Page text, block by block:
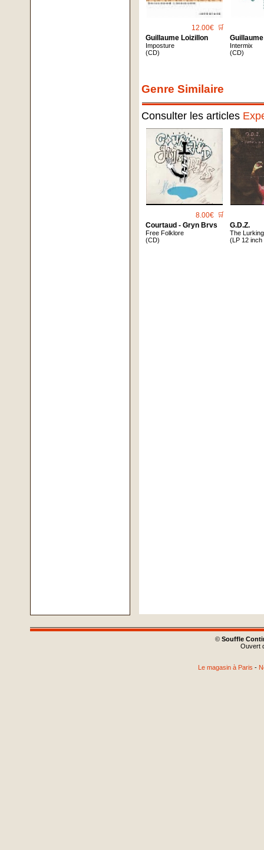
12.00€ 🛒
Guillaume Loizillon
Imposture
(CD)
Intermix
(CD)
Genre Similaire
Consulter les articles
8.00€ 🛒
Courtaud - Gryn Brvs
Free Folklore
(CD)
G.d.z.
The
(LP 12 inch
© Souffle
Ouvert
Le magasin à Paris -